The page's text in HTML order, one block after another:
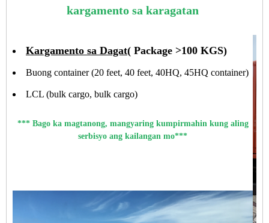
kargamento sa karagatan
Kargamento sa Dagat( Package >100 KGS)
Buong container (20 feet, 40 feet, 40HQ, 45HQ container)
LCL (bulk cargo, bulk cargo)
*** Bago ka magtanong, mangyaring kumpirmahin kung aling
serbisyo ang kailangan mo***